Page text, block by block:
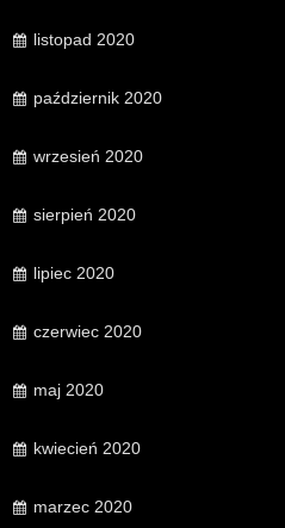
listopad 2020
październik 2020
wrzesień 2020
sierpień 2020
lipiec 2020
czerwiec 2020
maj 2020
kwiecień 2020
marzec 2020